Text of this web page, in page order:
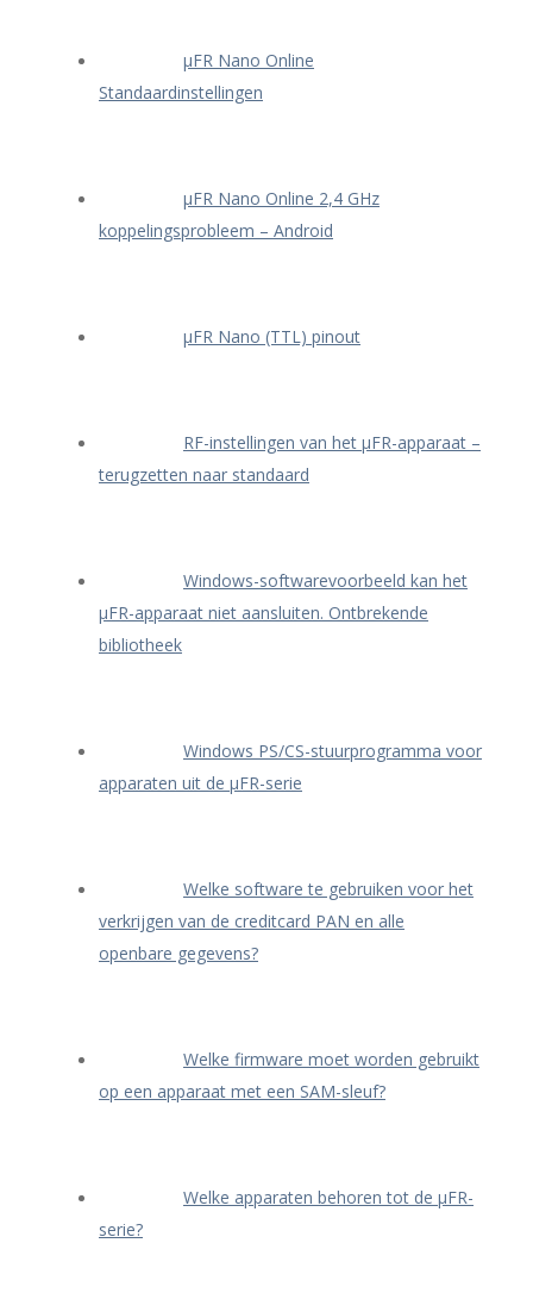
μFR Nano Online
Standaardinstellingen
μFR Nano Online 2,4 GHz
koppelingsprobleem – Android
μFR Nano (TTL) pinout
RF-instellingen van het μFR-apparaat –
terugzetten naar standaard
Windows-softwarevoorbeeld kan het
μFR-apparaat niet aansluiten. Ontbrekende
bibliotheek
Windows PS/CS-stuurprogramma voor
apparaten uit de μFR-serie
Welke software te gebruiken voor het
verkrijgen van de creditcard PAN en alle
openbare gegevens?
Welke firmware moet worden gebruikt
op een apparaat met een SAM-sleuf?
Welke apparaten behoren tot de μFR-
serie?